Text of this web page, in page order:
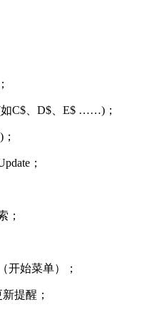
C$、D$、E$ ……)；
；
；
开始菜单）；
提醒；